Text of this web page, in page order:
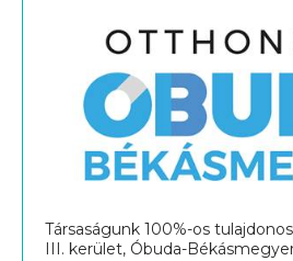
Társaságunk 100%-os
III. kerület, Óbuda-